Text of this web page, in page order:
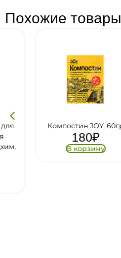
Похожие товары
Компостин JOY, 60гр
В корзину